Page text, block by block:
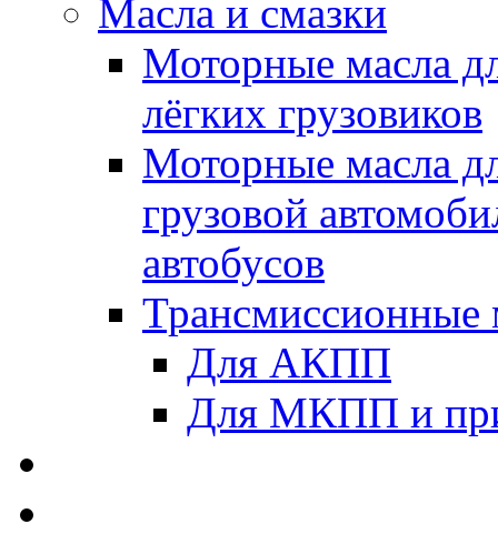
Масла и смазки
Моторные масла
лёгких грузовиков
Моторные масла
грузовой
автобусов
Трансмиссионные
Для АКПП
Для МКПП и